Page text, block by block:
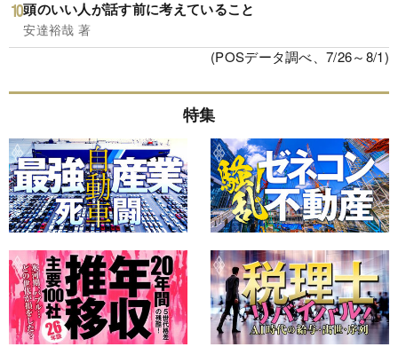
頭のいい人が話す前に考えていること
安達裕哉 著
(POSデータ調べ、7/26～8/1)
特集